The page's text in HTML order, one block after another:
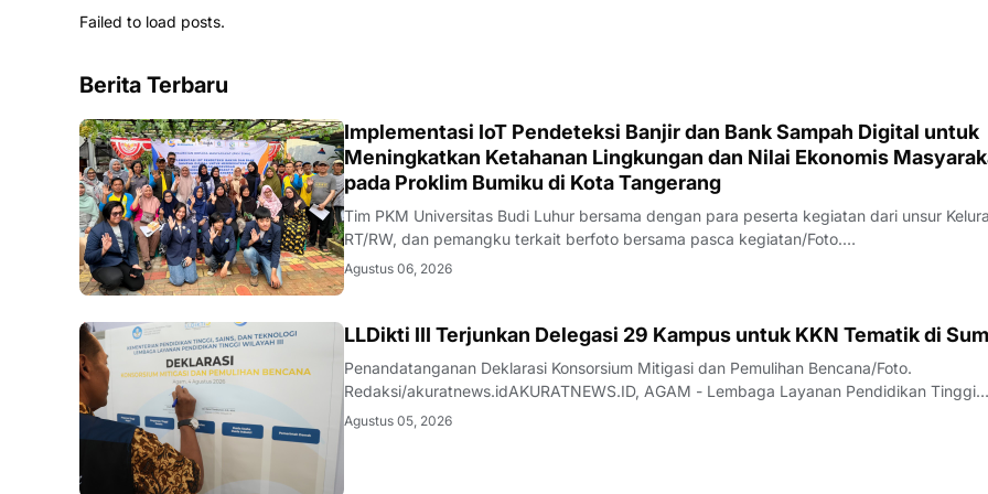
Failed to load posts.
Berita Terbaru
DIKBUDRISTEK
Implementasi IoT Pendeteksi Banjir dan Bank Sampah Digital untuk
Meningkatkan Ketahanan Lingkungan dan Nilai Ekonomis
pada Proklim Bumiku di Kota Tangerang
Tim PKM Universitas Budi Luhur bersama dengan para peserta kegiatan dari unsur
RT/RW, dan pemangku terkait berfoto bersama pasca kegiatan/Foto.
Redaksi/akuratnews.idAKURATNEWS.ID, TANGERANG - Dalam rangka bentuk nyata
Agustus 06, 2026
DIKBUDRISTEK LLDikti III Terjunkan Delegasi 29 Kampus untuk KKN Tematik di
Penandatanganan Deklarasi Konsorsium Mitigasi dan Pemulihan Bencana/Foto.
Redaksi/akuratnews.idAKURATNEWS.ID, AGAM - Lembaga Layanan Pendidikan Tinggi
(LLDikti) Wilayah III bersama LLDikti Wilayah X secara resmi memulai pelaksanaan Kuliah
Agustus 05, 2026